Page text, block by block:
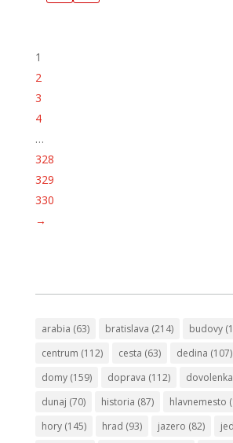
1
2
3
4
…
328
329
330
→
arabia (63) bratislava (214) budovy
centrum (112) cesta (63) dedina (107)
domy(159) doprava (112) dovolenka
dunaj (70) historia (87) hlavnemesto
hory(145) hrad (93) jazero (82)